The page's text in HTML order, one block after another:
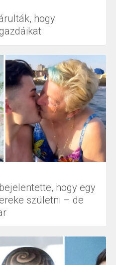
hogy
hogy egy
születni – de